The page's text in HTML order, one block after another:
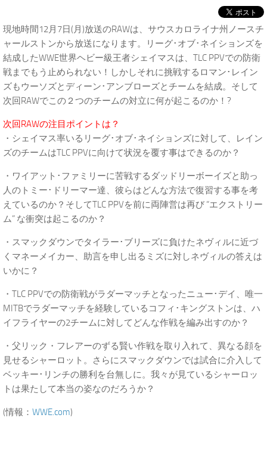
現地時間12月7日(月)放送のRAWは、サウスカロライナ州ノースチ
ャールストンから放送になります。リーグ･オブ･ネイションズを
結成したWWE世界ヘビー級王者シェイマスは、TLC PPVでの防衛
戦までもう止められない！しかしそれに挑戦するロマン･レイン
ズもウーソズとディーン･アンブローズとチームを結成。そして
次回RAWでこの２つのチームの対立に何が起こるのか！?
次回RAWの注目ポイントは？
・シェイマス率いるリーグ･オブ･ネイションズに対して、レイン
ズのチームはTLC PPVに向けて状況を覆す事はできるのか？
・ワイアット･ファミリーに苦戦するダッドリーボーイズと助っ
人のトミー･ドリーマー達、彼らはどんな方法で復習する事を考
えているのか？そしてTLC PPVを前に両陣営は再び “エクストリー
ム” な衝突は起こるのか？
・スマックダウンでタイラー･ブリーズに負けたネヴィルに近づ
くマネーメイカー、助言を申し出るミズに対しネヴィルの答えは
いかに？
・TLC PPVでの防衛戦がラダーマッチとなったニュー･デイ、唯一
MITBでラダーマッチを経験しているコフィ･キングストンは、ハ
イフライヤーの2チームに対してどんな作戦を編み出すのか？
・父リック・フレアーのずる賢い作戦を取り入れて、異なる顔を
見せるシャーロット。さらにスマックダウンでは試合に介入して
ベッキー･リンチの勝利を台無しに。我々が見ているシャーロッ
トは果たして本当の姿なのだろうか？
(情報： WWE.com)